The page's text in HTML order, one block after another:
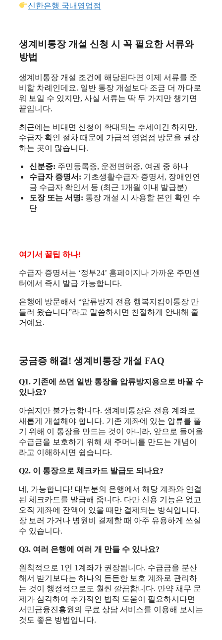
신한은행 국내영업점
생계비통장 개설 신청 시 꼭 필요한 서류와
방법
생계비통장 개설 조건에 해당된다면 이제 서류를 준
비할 차례인데요. 일반 통장 개설보다 조금 더 까다로
워 보일 수 있지만, 사실 서류는 딱 두 가지만 챙기면
끝입니다.
최근에는 비대면 신청이 확대되는 추세이긴 하지만,
수급자 확인 절차 때문에 가급적 영업점 방문을 권장
하는 곳이 많습니다.
신분증: 주민등록증, 운전면허증, 여권 중 하나
수급자 증명서: 기초생활수급자 증명서, 장애인연
금 수급자 확인서 등 (최근 1개월 이내 발급분)
도장 또는 서명: 통장 개설 시 사용할 본인 확인 수
단
여기서 꿀팁 하나!
수급자 증명서는 ‘정부24’ 홈페이지나 가까운 주민센
터에서 즉시 발급 가능합니다.
은행에 방문해서 “압류방지 전용 행복지킴이통장 만
들러 왔습니다”라고 말씀하시면 친절하게 안내해 줄
거예요.
궁금증 해결! 생계비통장 개설 FAQ
Q1. 기존에 쓰던 일반 통장을 압류방지용으로 바꿀 수
있나요?
아쉽지만 불가능합니다. 생계비통장은 전용 계좌로
새롭게 개설해야 합니다. 기존 계좌에 있는 압류를 풀
기 위해 이 통장을 만드는 것이 아니라, 앞으로 들어올
수급금을 보호하기 위해 새 주머니를 만드는 개념이
라고 이해하시면 쉽습니다.
Q2. 이 통장으로 체크카드 발급도 되나요?
네, 가능합니다! 대부분의 은행에서 해당 계좌와 연결
된 체크카드를 발급해 줍니다. 다만 신용 기능은 없고
오직 계좌에 잔액이 있을 때만 결제되는 방식입니다.
장 보러 가거나 병원비 결제할 때 아주 유용하게 쓰실
수 있습니다.
Q3. 여러 은행에 여러 개 만들 수 있나요?
원칙적으로 1인 1계좌가 권장됩니다. 수급금을 분산
해서 받기보다는 하나의 든든한 보호 계좌로 관리하
는 것이 행정적으로도 훨씬 깔끔합니다. 만약 채무 문
제가 심각하여 추가적인 법적 도움이 필요하시다면
서민금융진흥원의 무료 상담 서비스를 이용해 보시는
것도 좋은 방법입니다.